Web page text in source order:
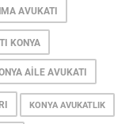
AVUKATI
KONYA
AILE AVUKATI
KONYA AVUKATLIK